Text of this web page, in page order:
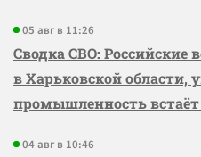
05 авг в 11:26
Сводка СВО: Российские
в Харьковской области,
промышленность встаёт
04 авг в 10:46